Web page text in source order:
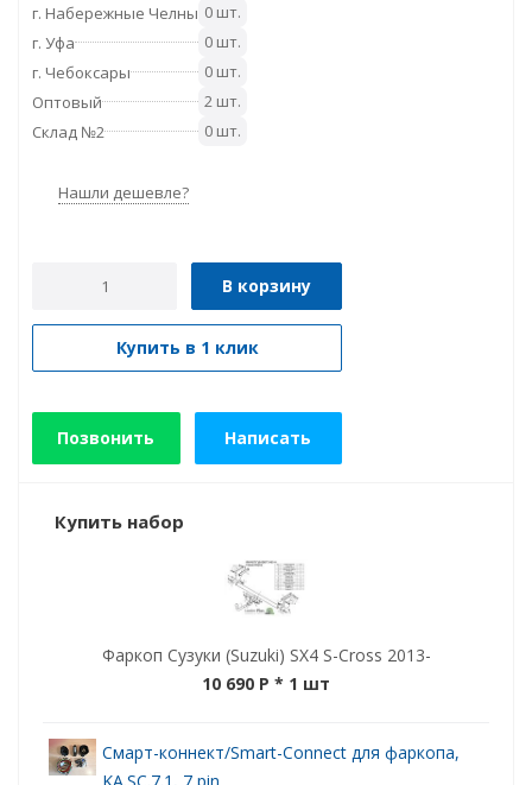
г. Набережные Челны 0 шт.
г. Уфа
0 шт.
г. Чебоксары
0 шт.
Оптовый
2 шт.
Склад №2
0 шт.
Нашли дешевле?
В корзину
Купить в 1 клик
Позвонить Написать
Купить набор
Фаркоп Сузуки (Suzuki) SX4 S-Cross 2013-
10 690 P * 1 шт
Смарт-коннект/Smart-Connect для фаркопа,